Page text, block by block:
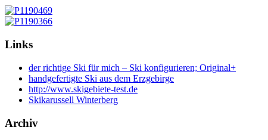
Links
der richtige Ski für mich – Ski konfigurieren; Original+
handgefertigte Ski aus dem Erzgebirge
http://www.skigebiete-test.de
Skikarussell Winterberg
Archiv